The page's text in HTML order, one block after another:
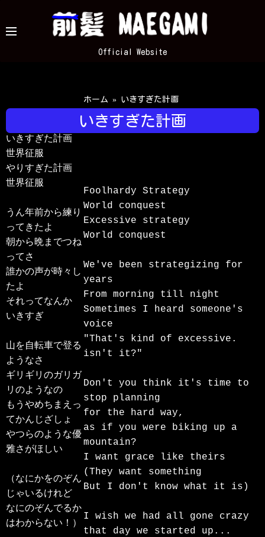
テ
キ
ッ
Official Website
ホーム » いきすぎた計画
いきすぎた計画
いきすぎた計画
世界征服
やりすぎた計画
世界征服
うん年前から練り
ってきたよ
朝から晩までつね
ってさ
誰かの声が時々し
たよ
それってなんか
いきすぎ
山を自転車で登る
ようなさ
ギリギリのガリガ
リのようなの
もうやめちまえっ
てかんじざしょ
やつらのような優
雅さがほしい
（なにかをのぞん
じゃいるけれど
なにのぞんでるか
はわからない！）
Foolhardy Strategy
World conquest
Excessive strategy
World conquest
We've been strategizing for
years
From morning till night
Sometimes I heard someone's
voice
"That's kind of excessive.
isn't it?"
Don't you think it's time to
stop planning
for the hard way,
as if you were biking up a
mountain?
I want grace like theirs
(They want something
But I don't know what it is)
I wish we had all gone crazy
that day we started up...